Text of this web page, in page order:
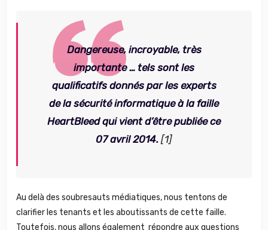
Dangereuse, incroyable, très
importante … tels sont les
qualificatifs donnés par les experts
de la sécurité informatique à la faille
HeartBleed qui vient d’être publiée ce
07 avril 2014. [1]
Au delà des soubresauts médiatiques, nous tentons de
clarifier les tenants et les aboutissants de cette faille.
Toutefois, nous allons également répondre aux questions